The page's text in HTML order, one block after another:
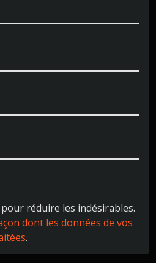
réduire les indésirables.
dont les données de vos
.